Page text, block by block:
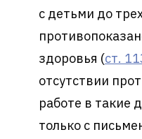
с детьми до
здоровья (ст.
отсутствии
работе в такие
только с